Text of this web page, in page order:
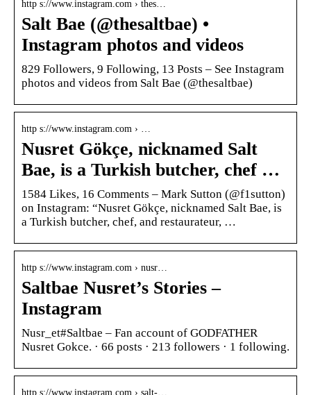
http s://www.instagram.com › thes…
Salt Bae (@thesaltbae) •
Instagram photos and videos
829 Followers, 9 Following, 13 Posts – See Instagram
photos and videos from Salt Bae (@thesaltbae)
http s://www.instagram.com › …
Nusret Gökçe, nicknamed Salt
Bae, is a Turkish butcher, chef …
1584 Likes, 16 Comments – Mark Sutton (@f1sutton)
on Instagram: “Nusret Gökçe, nicknamed Salt Bae, is
a Turkish butcher, chef, and restaurateur, …
http s://www.instagram.com › nusr…
Saltbae Nusret’s Stories –
Instagram
Nusr_et#Saltbae – Fan account of GODFATHER
Nusret Gokce. · 66 posts · 213 followers · 1 following.
http s://www.instagram.com › salt-…